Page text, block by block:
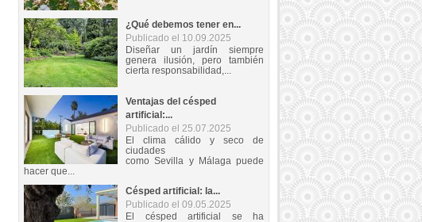
¿Qué debemos tener en...
Publicado el 10.09.2025
Diseñar un jardín siempre
genera ilusión, pero también
cierta responsabilidad,...
Ventajas del césped
artificial:...
Publicado el 25.07.2025
El clima cálido y seco de
ciudades
como Sevilla y Málaga puede
hacer que...
Césped artificial: la...
Publicado el 09.05.2025
El césped artificial se ha